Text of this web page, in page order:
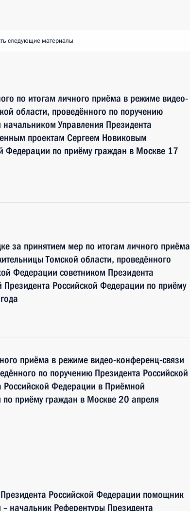
следующие материалы
по итогам личного приёма в режиме видео-
области, проведённого по поручению
Управления Президента
проектам Сергеем Новиковым
Федерации по приёму граждан в Москве 17
за принятием мер по итогам личного приёма
Томской области, проведённого
Федерации советником Президента
Российской Федерации по приёму
приёма в режиме видео-конференц-связи
по поручению Президента Российской
Федерации в Приёмной
приёму граждан в Москве 20 апреля
Российской Федерации помощник
начальник Референтуры Президента